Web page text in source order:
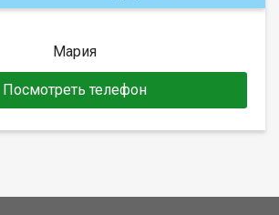
Мария
Посмотреть телефон